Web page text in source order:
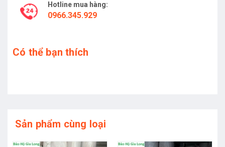
Hotline mua hàng:
0966.345.929
Có thể bạn thích
Sản phẩm cùng loại